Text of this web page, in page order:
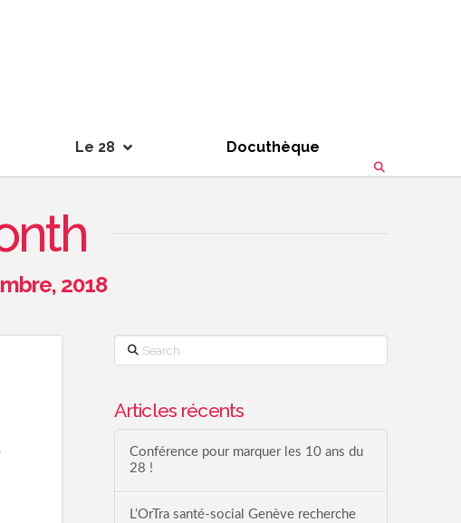
Le 28 Docuthèque
2018
Search
Articles récents
Conférence pour marquer les 10 ans du
28 !
L’OrTra santé-social Genève recherche